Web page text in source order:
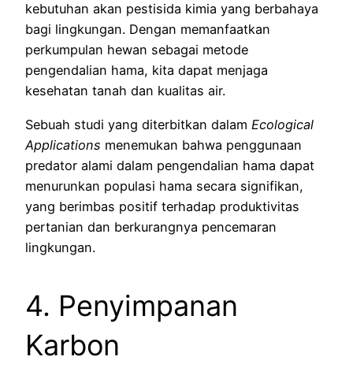
kebutuhan akan pestisida kimia yang berbahaya
bagi lingkungan. Dengan memanfaatkan
perkumpulan hewan sebagai metode
pengendalian hama, kita dapat menjaga
kesehatan tanah dan kualitas air.
Sebuah studi yang diterbitkan dalam Ecological
Applications menemukan bahwa penggunaan
predator alami dalam pengendalian hama dapat
menurunkan populasi hama secara signifikan,
yang berimbas positif terhadap produktivitas
pertanian dan berkurangnya pencemaran
lingkungan.
4. Penyimpanan
Karbon